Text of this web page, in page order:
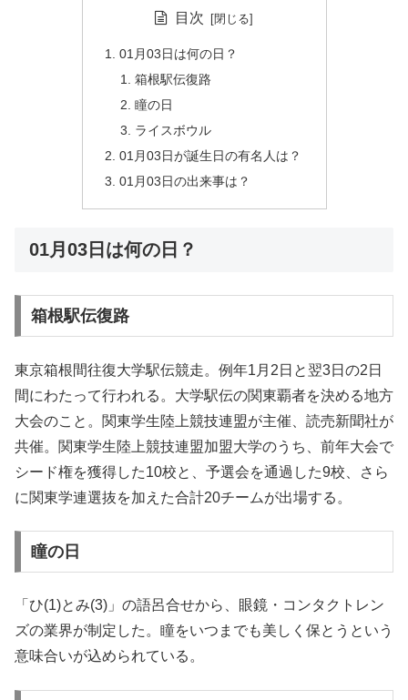
目次
01月03日は何の日？
箱根駅伝復路
瞳の日
ライスボウル
01月03日が誕生日の有名人は？
01月03日の出来事は？
01月03日は何の日？
箱根駅伝復路
東京箱根間往復大学駅伝競走。例年1月2日と翌3日の2日
間にわたって行われる。大学駅伝の関東覇者を決める地方
大会のこと。関東学生陸上競技連盟が主催、読売新聞社が
共催。関東学生陸上競技連盟加盟大学のうち、前年大会で
シード権を獲得した10校と、予選会を通過した9校、さら
に関東学連選抜を加えた合計20チームが出場する。
瞳の日
「ひ(1)とみ(3)」の語呂合せから、眼鏡・コンタクトレン
ズの業界が制定した。瞳をいつまでも美しく保とうという
意味合いが込められている。